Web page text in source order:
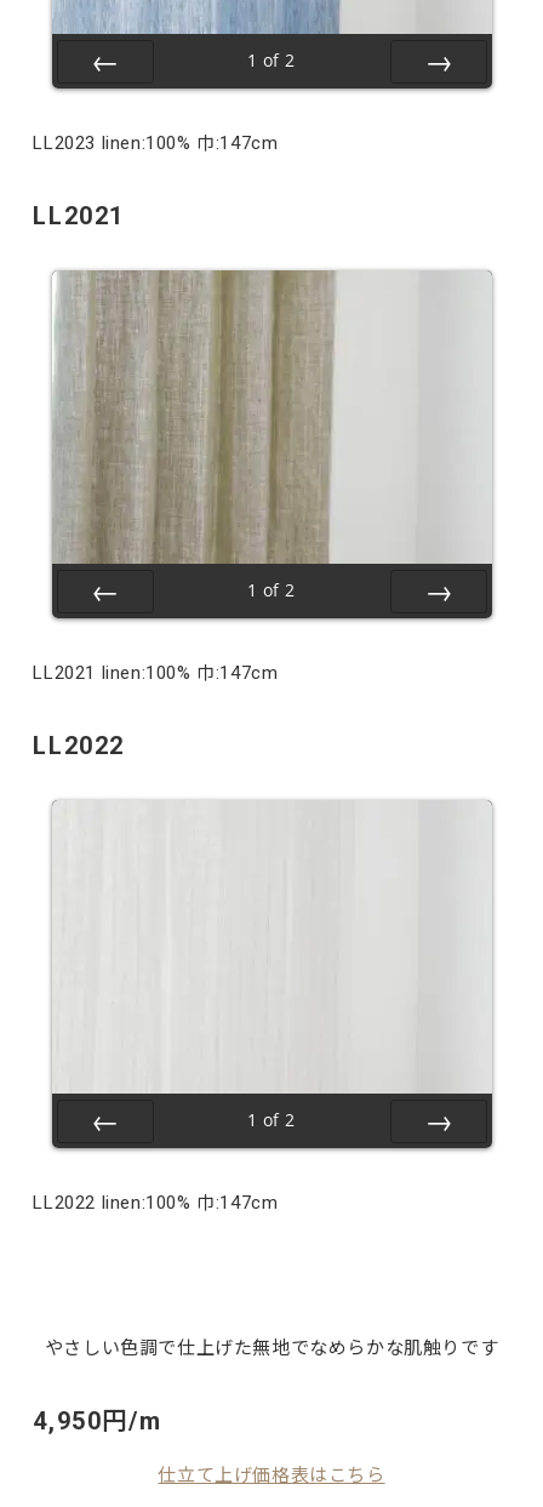
1 of 2
LL2023 linen:100% 巾:147cm
LL2021
1 of 2
LL2021 linen:100% 巾:147cm
LL2022
1 of 2
LL2022 linen:100% 巾:147cm
やさしい色調で仕上げた無地でなめらかな肌触りです
4,950円/m
仕立て上げ価格表はこちら